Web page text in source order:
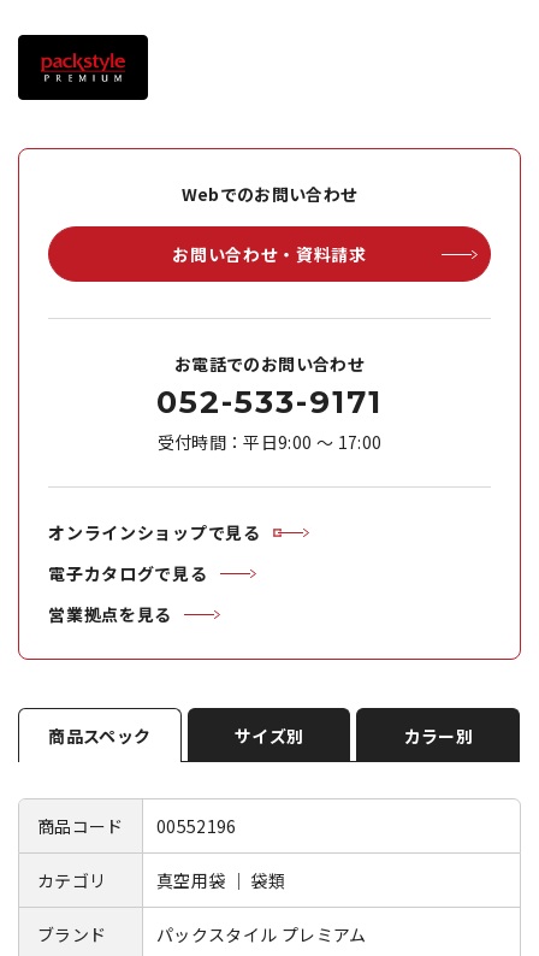
Webでのお問い合わせ
お問い合わせ・資料請求
お電話でのお問い合わせ
052-533-9171
受付時間：平日9:00 ～ 17:00
オンラインショップで見る
電子カタログで見る
営業拠点を見る
商品スペック サイズ別 カラー別
商品コード 00552196
カテゴリ 真空用袋 ｜ 袋類
ブランド パックスタイル プレミアム